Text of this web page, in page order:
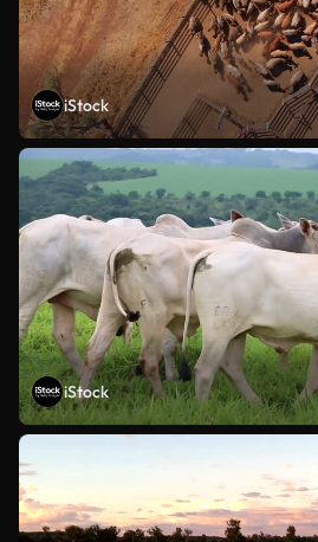
iStock
iStock